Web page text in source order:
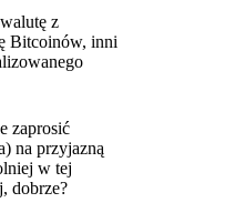
z
Bitcoinów, inni
zaprosić
na przyjazną
w tej
dobrze?